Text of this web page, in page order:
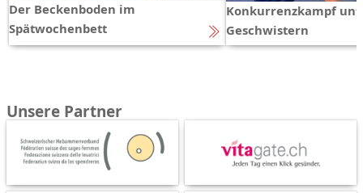
Der Beckenboden im
Spätwochenbett
Konkurrenzkampf
Geschwistern
Unsere Partner